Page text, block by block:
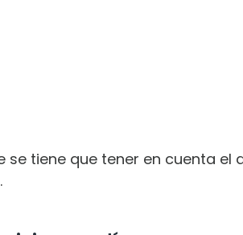
tiene que tener en cuenta